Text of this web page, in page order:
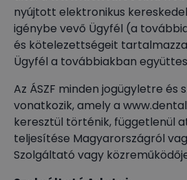
nyújtott elektronikus
igénybe vevő Ügyfél (a
és kötelezettségeit
Ügyfél a továbbiakban
Az ÁSZF minden jogügyletre és
vonatkozik, amely a
keresztül történik, függetlenül
teljesítése Magyarországról
Szolgáltató vagy